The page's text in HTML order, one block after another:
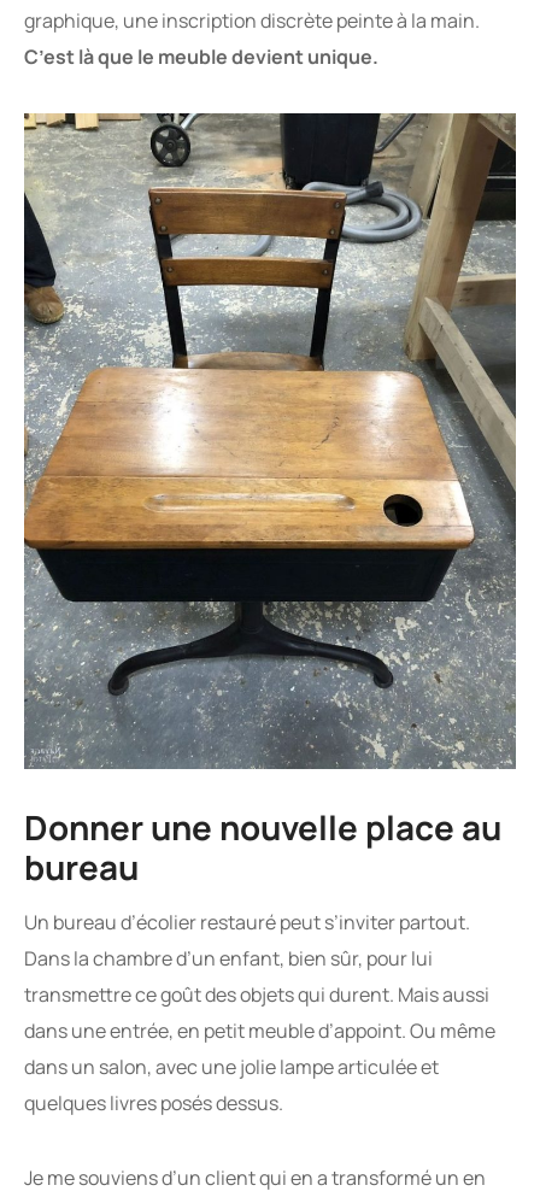
graphique, une inscription discrète peinte à la main.
C’est là que le meuble devient unique.
Donner une nouvelle place au
bureau
Un bureau d’écolier restauré peut s’inviter partout.
Dans la chambre d’un enfant, bien sûr, pour lui
transmettre ce goût des objets qui durent. Mais aussi
dans une entrée, en petit meuble d’appoint. Ou même
dans un salon, avec une jolie lampe articulée et
quelques livres posés dessus.
Je me souviens d’un client qui en a transformé un en